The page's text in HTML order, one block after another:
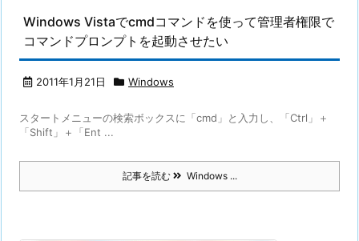
Windows Vistaでcmdコマンドを使って管理者権限で
コマンドプロンプトを起動させたい
2011年1月21日 Windows
スタートメニューの検索ボックスに「cmd」と入力し、「Ctrl」＋
「Shift」＋「Ent ...
記事を読む Windows ...